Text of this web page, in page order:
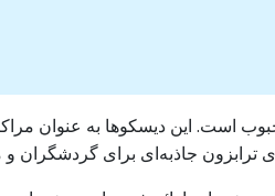
است. این دیسکوها به عنوان
جاذبه‌ای برای گردشگران و